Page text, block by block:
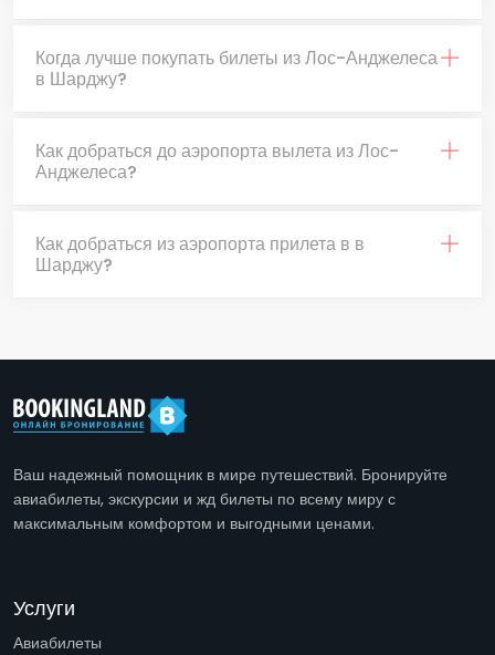
Когда лучше покупать билеты из Лос-Анджелеса
в Шарджу?
Как добраться до аэропорта вылета из Лос-
Анджелеса?
Как добраться из аэропорта прилета в в
Шарджу?
Ваш надежный помощник в мире путешествий. Бронируйте
авиабилеты, экскурсии и жд билеты по всему миру с
максимальным комфортом и выгодными ценами.
Услуги
Авиабилеты